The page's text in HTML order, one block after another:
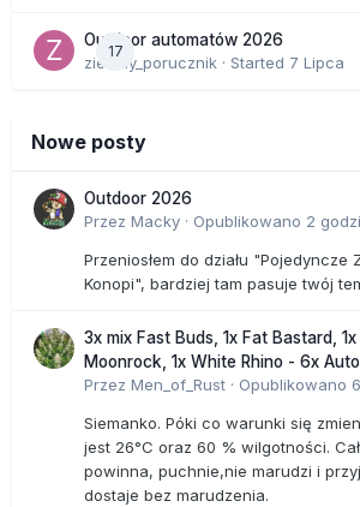
17
Outdoor automatów 2026
zielony_porucznik · Started 7 Lipca
Nowe posty
Outdoor 2026
Przez Macky · Opublikowano 2
Przeniosłem do działu "Pojedyncze
Konopi", bardziej tam pasuje twój
3x mix Fast Buds, 1x Fat Bastard,
Moonrock, 1x White Rhino - 6x
Przez Men_of_Rust · Opublikowano
Siemanko. Póki co warunki się
jest 26°C oraz 60 % wilgotności.
powinna, puchnie,nie marudzi i
dostaje bez marudzenia.